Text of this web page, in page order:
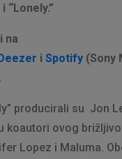
“Lonely.”
na
i Spotify (Sony
producirali su Jon
koautori ovog
Lopez i Maluma.